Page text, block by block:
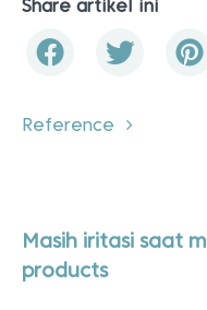
Share artikel ini
Reference
Masih iritasi saat
products